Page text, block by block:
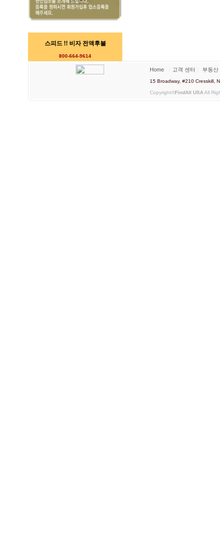
스피드 !! 비자 전액후불
800-664-9614
Home 고객 센터 부동산
15 Broadway, #210 Cresskill,
Copyright©FindAll USAAll